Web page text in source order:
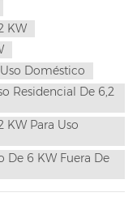
KW
Doméstico
Residencial De 6,2
KW Para Uso
De 6 KW Fuera De